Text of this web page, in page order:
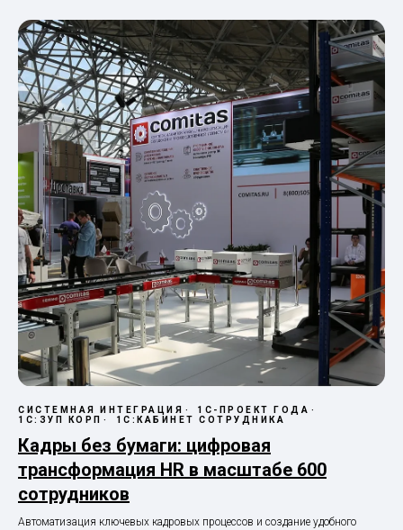
СИСТЕМНАЯ ИНТЕГРАЦИЯ
1С-ПРОЕКТ ГОДА
1С:ЗУП КОРП
1С:КАБИНЕТ СОТРУДНИКА
Кадры без бумаги: цифровая
трансформация HR в масштабе 600
сотрудников
Автоматизация ключевых кадровых процессов и создание удобного